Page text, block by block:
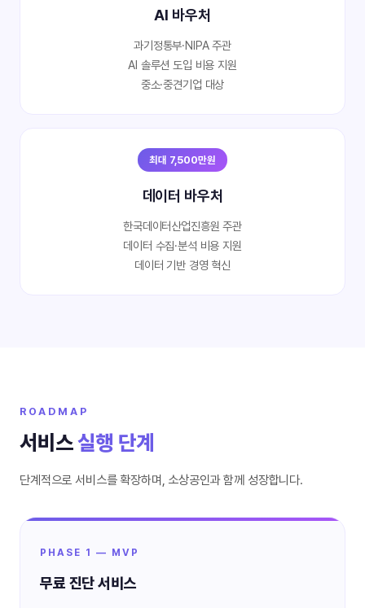
AI 바우처
과기정통부·NIPA 주관
AI 솔루션 도입 비용 지원
중소·중견기업 대상
최대 7,500만원
데이터 바우처
한국데이터산업진흥원 주관
데이터 수집·분석 비용 지원
데이터 기반 경영 혁신
ROADMAP
서비스실행 단계
단계적으로 서비스를 확장하며, 소상공인과 함께 성장합니다.
PHASE 1 — MVP
무료 진단 서비스